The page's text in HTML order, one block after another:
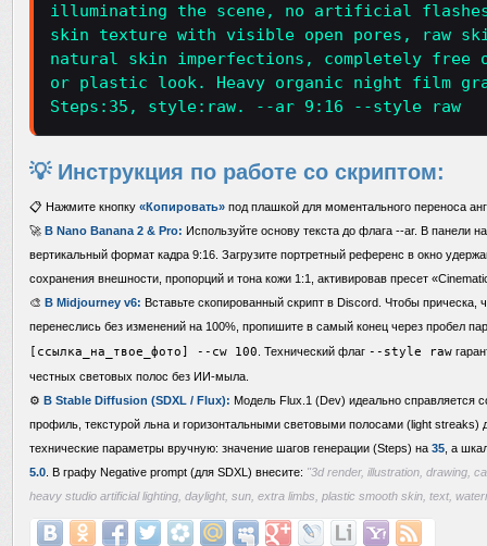
illuminating the scene, no artificial flashes.
skin texture with visible open pores, raw
natural skin imperfections, completely free
or plastic look. Heavy organic night film
Steps:35, style:raw. --ar 9:16 --style raw
💡 Инструкция по работе со скриптом:
📋 Нажмите кнопку «Копировать» под плашкой для моментального переноса
🚀 В Nano Banana 2 & Pro: Используйте основу текста до флага --ar. В панели
вертикальный формат кадра 9:16. Загрузите портретный референс в окно
сохранения внешности, пропорций и тона кожи 1:1, активировав пресет
🎨 В Midjourney v6: Вставьте скопированный скрипт в Discord. Чтобы прическа,
перенеслись без изменений на 100%, пропишите в самый конец через пробел
[ссылка_на_твое_фото] --cw 100 . Технический флаг --style raw
честных световых полос без ИИ-мыла.
⚙️ В Stable Diffusion (SDXL / Flux): Модель Flux.1 (Dev) идеально справляется
профиль, текстурой льна и горизонтальными световыми полосами (light streaks)
технические параметры вручную: значение шагов генерации (Steps) на 35 , а
5.0 . В графу Negative prompt (для SDXL) внесите: "3d render, illustration, drawing,
heavy studio artificial lighting, daylight, sun, extra limbs, plastic smooth skin, text,